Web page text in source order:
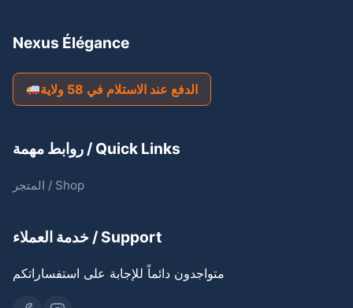
Nexus Élégance
الدفع عند الاستلام في 58 ولاية
روابط مهمة / Quick Links
المتجر / Shop
خدمة العملاء / Support
متواجدون دائماً للإجابة على استفساراتكم